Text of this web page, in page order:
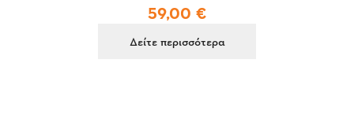
59,00 €
Δείτε περισσότερα